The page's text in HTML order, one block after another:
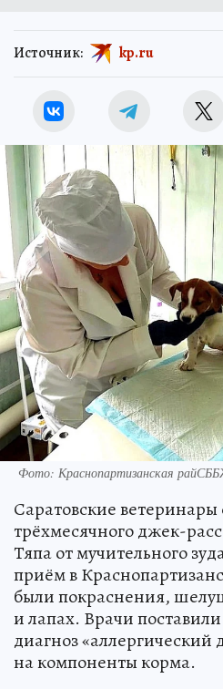
Источник: kp.ru
Фото: Краснопартизанская
Саратовские ветеринары
трёхмесячного джек-
Тяпа от мучительного
приём в
были покраснения,
и лапах. Врачи
диагноз
на компоненты корма.